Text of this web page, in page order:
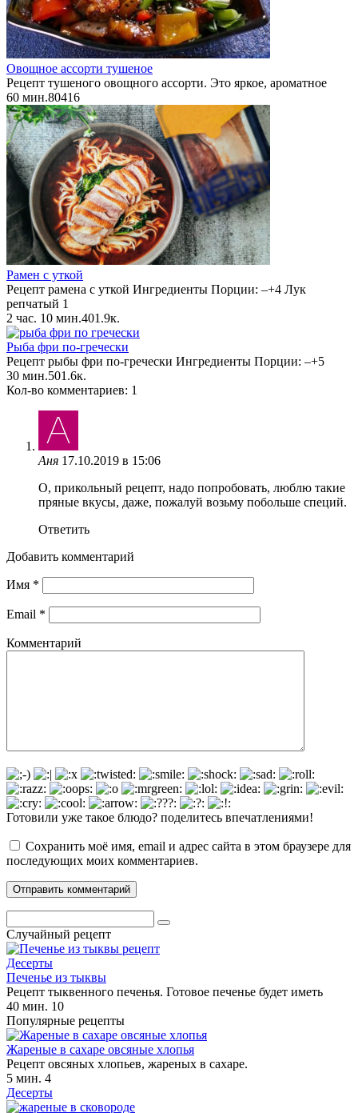
Овощное ассорти тушеное
Рецепт тушеного овощного ассорти. Это яркое, ароматное
60 мин.80416
Рамен с уткой
Рецепт рамена с уткой Ингредиенты Порции: –+4 Лук
репчатый 1
2 час. 10 мин.401.9к.
Рыба фри по-гречески
Рецепт рыбы фри по-гречески Ингредиенты Порции: –+5
30 мин.501.6к.
Кол-во комментариев: 1
Аня 17.10.2019 в 15:06
О, прикольный рецепт, надо попробовать, люблю такие
пряные вкусы, даже, пожалуй возьму побольше специй.
Ответить
Добавить комментарий
Имя *
Email *
Комментарий
Готовили уже такое блюдо? поделитесь впечатлениями!
Сохранить моё имя, email и адрес сайта в этом браузере для
последующих моих комментариев.
Случайный рецепт
Десерты
Печенье из тыквы
Рецепт тыквенного печенья. Готовое печенье будет иметь
40 мин. 10
Популярные рецепты
Жареные в сахаре овсяные хлопья
Рецепт овсяных хлопьев, жареных в сахаре.
5 мин. 4
Десерты